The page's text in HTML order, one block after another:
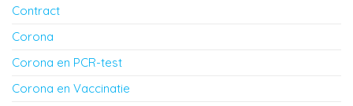
Contract
Corona
Corona en PCR-test
Corona en Vaccinatie